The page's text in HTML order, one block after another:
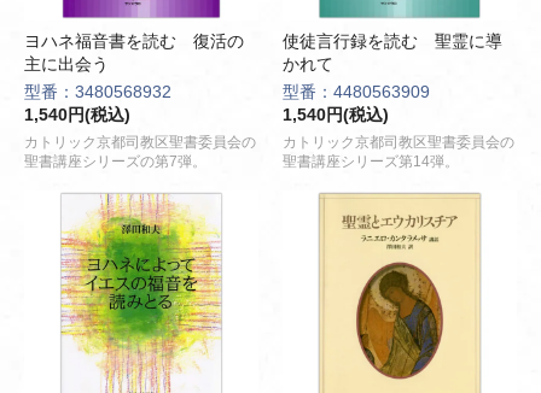
ヨハネ福音書を読む 復活の
主に出会う
型番：3480568932
1,540円(税込)
カトリック京都司教区聖書委員会の
聖書講座シリーズの第7弾。
使徒言行録を読む 聖霊に導
かれて
型番：4480563909
1,540円(税込)
カトリック京都司教区聖書委員会の
聖書講座シリーズ第14弾。